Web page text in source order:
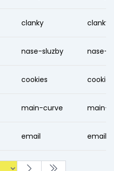
clanky clanky
nase-sluzby nase-
cookies cookies
main-curve main-
email email